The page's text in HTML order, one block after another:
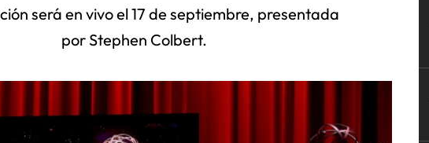
será en vivo el 17 de septiembre, presentada
por Stephen Colbert.